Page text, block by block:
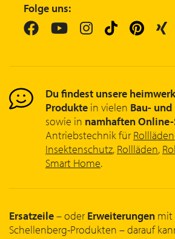
Folge uns:
Du findest unsere
Produkte in vielen Bau-
sowie in namhaften
Antriebstechnik für Rollläden
Insektenschutz, Rollläden,
Smart Home.
Ersatzeile– oder Erweiterungen mit
Schellenberg-Produkten – darauf